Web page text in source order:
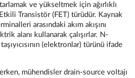
ve yükseltmek için ağırlıklı
Transistör (FET) türüdür. Kaynak
arasındaki akım akışını
alanı kullanarak çalışırlar. N-
(elektronlar) türünü ifade
mühendisler drain-source voltajı